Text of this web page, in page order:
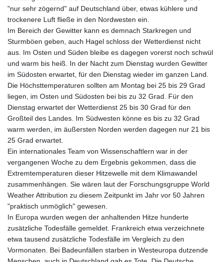
"nur sehr zögernd" auf Deutschland über, etwas kühlere und
trockenere Luft fließe in den Nordwesten ein.
Im Bereich der Gewitter kann es demnach Starkregen und
Sturmböen geben, auch Hagel schloss der Wetterdienst nicht
aus. Im Osten und Süden bleibe es dagegen vorerst noch schwül
und warm bis heiß. In der Nacht zum Dienstag wurden Gewitter
im Südosten erwartet, für den Dienstag wieder im ganzen Land.
Die Höchsttemperaturen sollten am Montag bei 25 bis 29 Grad
liegen, im Osten und Südosten bei bis zu 32 Grad. Für den
Dienstag erwartet der Wetterdienst 25 bis 30 Grad für den
Großteil des Landes. Im Südwesten könne es bis zu 32 Grad
warm werden, im äußersten Norden werden dagegen nur 21 bis
25 Grad erwartet.
Ein internationales Team von Wissenschaftlern war in der
vergangenen Woche zu dem Ergebnis gekommen, dass die
Extremtemperaturen dieser Hitzewelle mit dem Klimawandel
zusammenhängen. Sie wären laut der Forschungsgruppe World
Weather Attribution zu diesem Zeitpunkt im Jahr vor 50 Jahren
"praktisch unmöglich" gewesen.
In Europa wurden wegen der anhaltenden Hitze hunderte
zusätzliche Todesfälle gemeldet. Frankreich etwa verzeichnete
etwa tausend zusätzliche Todesfälle im Vergleich zu den
Vormonaten. Bei Badeunfällen starben in Westeuropa dutzende